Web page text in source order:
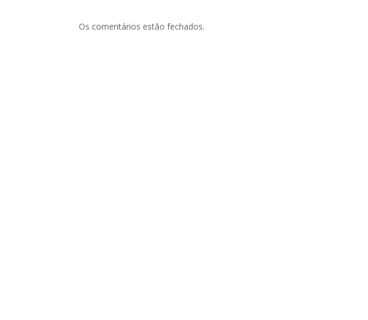
Os comentários estão fechados.